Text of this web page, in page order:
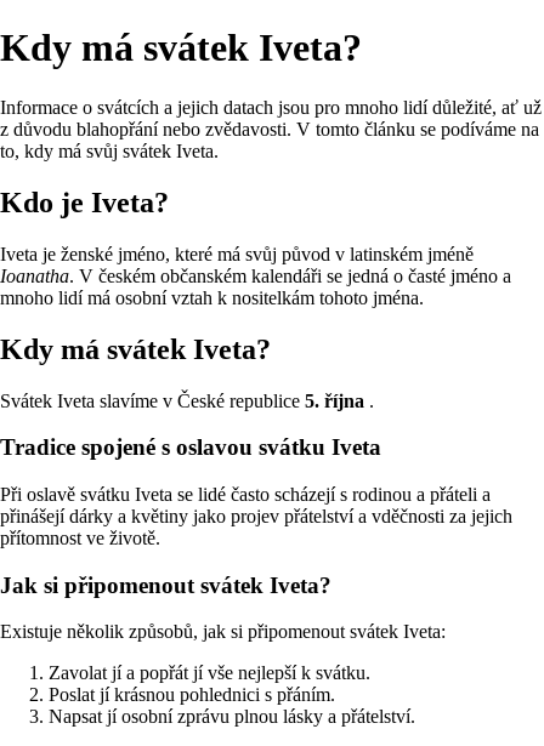
Kdy má svátek Iveta?
Informace o svátcích a jejich datach jsou pro mnoho lidí důležité, ať už
z důvodu blahopřání nebo zvědavosti. V tomto článku se podíváme na
to, kdy má svůj svátek Iveta.
Kdo je Iveta?
Iveta je ženské jméno, které má svůj původ v latinském jméně
Ioanatha. V českém občanském kalendáři se jedná o časté jméno a
mnoho lidí má osobní vztah k nositelkám tohoto jména.
Kdy má svátek Iveta?
Svátek Iveta slavíme v České republice 5. října .
Tradice spojené s oslavou svátku Iveta
Při oslavě svátku Iveta se lidé často scházejí s rodinou a přáteli a
přinášejí dárky a květiny jako projev přátelství a vděčnosti za jejich
přítomnost ve životě.
Jak si připomenout svátek Iveta?
Existuje několik způsobů, jak si připomenout svátek Iveta:
Zavolat jí a popřát jí vše nejlepší k svátku.
Poslat jí krásnou pohlednici s přáním.
Napsat jí osobní zprávu plnou lásky a přátelství.